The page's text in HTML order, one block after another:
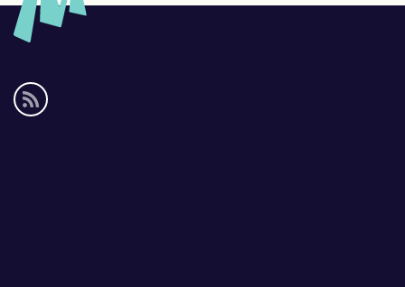
Social
media